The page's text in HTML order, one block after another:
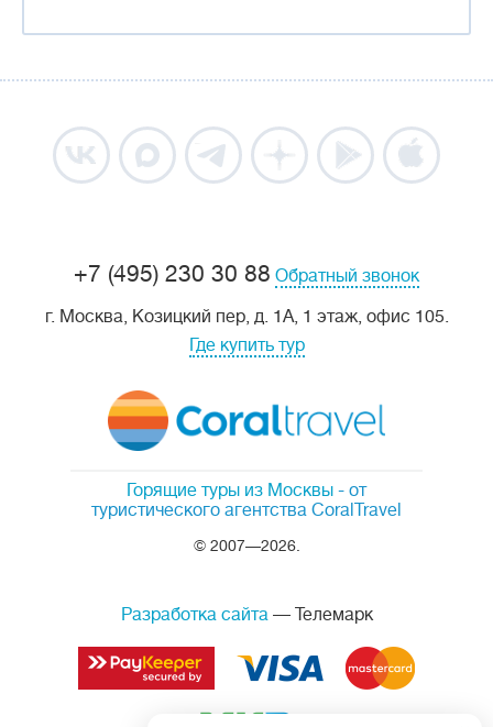
Горящие туры из Москвы - от
туристического агентства CoralTravel
© 2007—2026.
+7 (495) 230 30 88 Обратный звонок
г. Москва, Козицкий пер, д. 1А, 1 этаж, офис 105.
Где купить тур
Разработка сайта— Телемарк